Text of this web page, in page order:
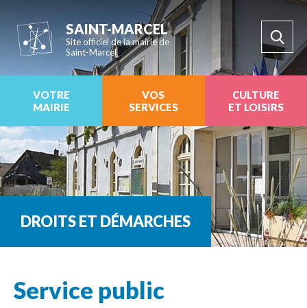
SAINT-MARCEL
Site officiel de la mairie de
Saint-Marcel
VOTRE
MAIRIE
VOS
SERVICES
CULTURE
ET LOISIRS
DROITS ET DÉMARCHES
Service public